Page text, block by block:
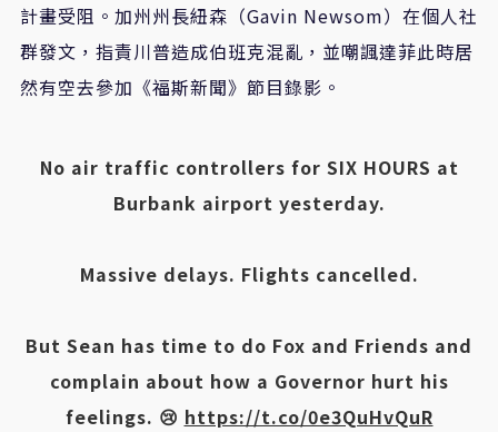
計畫受阻。加州州長紐森（Gavin Newsom）在個人社
群發文，指責川普造成伯班克混亂，並嘲諷達菲此時居
然有空去參加《福斯新聞》節目錄影。
No air traffic controllers for SIX HOURS at
Burbank airport yesterday.
Massive delays. Flights cancelled.
But Sean has time to do Fox and Friends and
complain about how a Governor hurt his
feelings. 😢 https://t.co/0e3QuHvQuR